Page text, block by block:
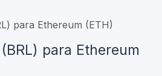
para Ethereum (ETH)
para Ethereum